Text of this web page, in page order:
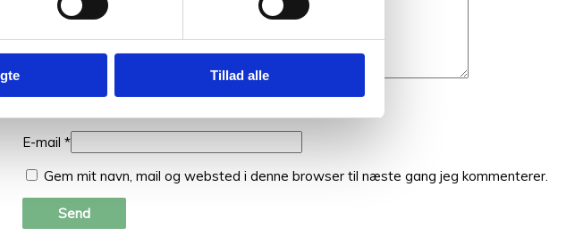
Tillad alle
E-mail *
Gem mit navn, mail og websted i denne browser til næste gang jeg kommenterer.